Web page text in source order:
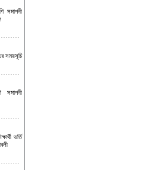
সমাপনী
সময়সূচি
সমাপনী
ভর্তি